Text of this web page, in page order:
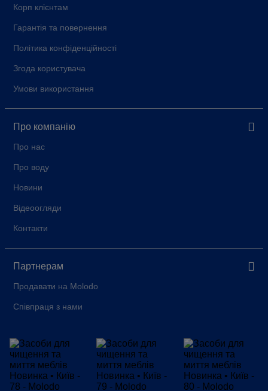
Корп клієнтам
Гарантія та повернення
Політика конфіденційності
Згода користувача
Умови використання
Про компанію
Про нас
Про воду
Новини
Відеоогляди
Контакти
Партнерам
Продавати на Molodo
Співпраця з нами